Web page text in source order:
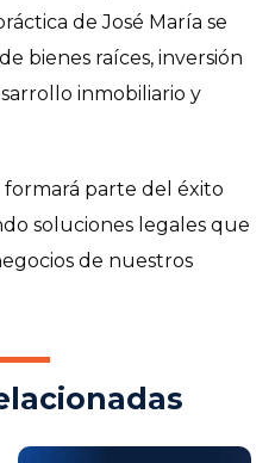
de José María se
bienes raíces, inversión
inmobiliario y
formará parte del éxito
soluciones legales que
de nuestros